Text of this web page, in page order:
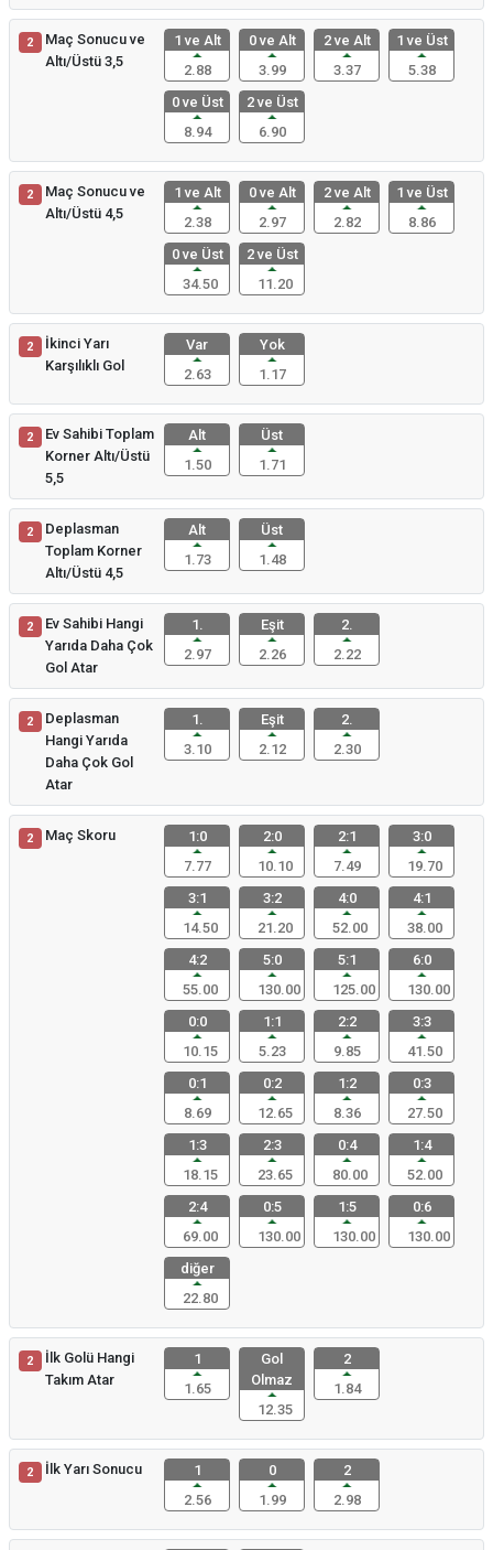
2
Maç Sonucu ve
Altı/Üstü 3,5
1 ve Alt
2.88
0 ve Alt
3.99
2 ve Alt
3.37
1 ve Üst
5.38
0 ve Üst
8.94
2 ve Üst
6.90
2
Maç Sonucu ve
Altı/Üstü 4,5
1 ve Alt
2.38
0 ve Alt
2.97
2 ve Alt
2.82
1 ve Üst
8.86
0 ve Üst
34.50
2 ve Üst
11.20
2
İkinci Yarı
Karşılıklı Gol
Var
2.63
Yok
1.17
2
Ev Sahibi Toplam
Korner Altı/Üstü
5,5
Alt
1.50
Üst
1.71
2
Deplasman
Toplam Korner
Altı/Üstü 4,5
Alt
1.73
Üst
1.48
2
Ev Sahibi Hangi
Yarıda Daha Çok
Gol Atar
1.
2.97
Eşit
2.26
2.
2.22
2
Deplasman
Hangi Yarıda
Daha Çok Gol
Atar
1.
3.10
Eşit
2.12
2.
2.30
2 Maç Skoru
1:0
7.77
2:0
10.10
2:1
7.49
3:0
19.70
3:1
14.50
3:2
21.20
4:0
52.00
4:1
38.00
4:2
55.00
5:0
130.00
5:1
125.00
6:0
130.00
0:0
10.15
1:1
5.23
2:2
9.85
3:3
41.50
0:1
8.69
0:2
12.65
1:2
8.36
0:3
27.50
1:3
18.15
2:3
23.65
0:4
80.00
1:4
52.00
2:4
69.00
0:5
130.00
1:5
130.00
0:6
130.00
diğer
22.80
2
İlk Golü Hangi
Takım Atar
1
1.65
Gol
Olmaz
12.35
2
1.84
2 İlk Yarı Sonucu
1
2.56
0
1.99
2
2.98